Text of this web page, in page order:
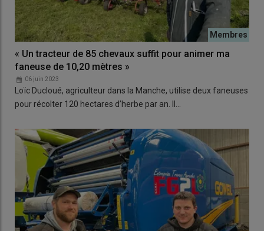
« Un tracteur de 85 chevaux suffit pour animer ma
faneuse de 10,20 mètres »
06 juin 2023
Loïc Ducloué, agriculteur dans la Manche, utilise deux faneuses
pour récolter 120 hectares d’herbe par an. Il…